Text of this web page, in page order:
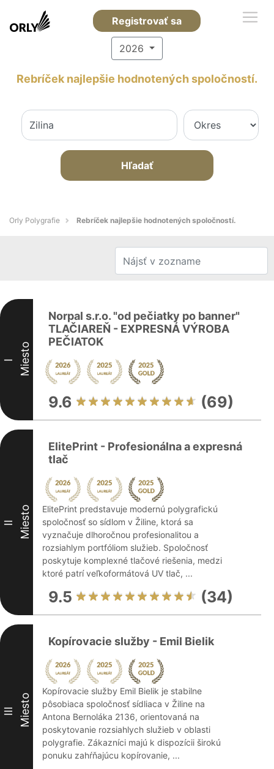
Registrovať sa
2026
Rebríček najlepšie hodnotených spoločností.
Hľadať
Orly Polygrafie Rebríček najlepšie hodnotených spoločností.
I Miesto
Norpal s.r.o. "od pečiatky po banner"
TLAČIAREŇ - EXPRESNÁ VÝROBA
PEČIATOK
9.6 (69)
II Miesto
ElitePrint - Profesionálna a expresná
tlač
ElitePrint predstavuje modernú polygrafickú
spoločnosť so sídlom v Žiline, ktorá sa
vyznačuje dlhoročnou profesionalitou a
rozsiahlym portfóliom služieb. Spoločnosť
poskytuje komplexné tlačové riešenia, medzi
ktoré patrí veľkoformátová UV tlač, ...
9.5 (34)
III Miesto
Kopírovacie služby - Emil Bielik
Kopírovacie služby Emil Bielik je stabilne
pôsobiaca spoločnosť sídliaca v Žiline na
Antona Bernoláka 2136, orientovaná na
poskytovanie rozsiahlych služieb v oblasti
polygrafie. Zákazníci majú k dispozícii širokú
ponuku zahŕňajúcu kopírovanie, ...